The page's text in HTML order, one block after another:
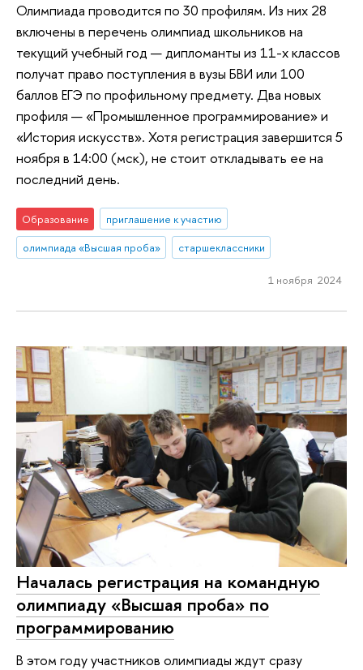
Олимпиада проводится по 30 профилям. Из них 28
включены в перечень олимпиад школьников на
текущий учебный год — дипломанты из 11-х классов
получат право поступления в вузы БВИ или 100
баллов ЕГЭ по профильному предмету. Два новых
профиля — «Промышленное программирование» и
«История искусств». Хотя регистрация завершится 5
ноября в 14:00 (мск), не стоит откладывать ее на
последний день.
Образование
приглашение к участию
олимпиада «Высшая проба»
старшеклассники
1 ноября 2024
Началась регистрация на командную
олимпиаду «Высшая проба» по
программированию
В этом году участников олимпиады ждут сразу